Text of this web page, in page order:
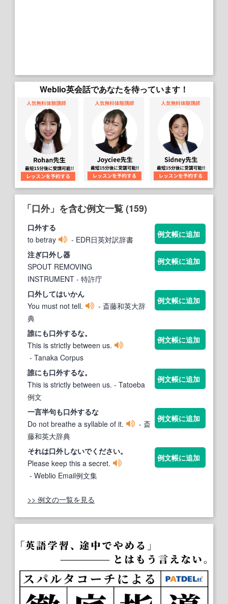
Weblio英会話であなたを待っています！
「口外」を含む例文一覧 (159)
口外する
to betray
- EDR日英対訳辞書
例文帳に追加
注ぎ口外し器
SPOUT REMOVING
INSTRUMENT - 特許庁
例文帳に追加
口外してはいかん
You must not tell.
- 斎藤和英大辞
典
例文帳に追加
誰にも口外するな。
This is strictly between us.
- Tanaka Corpus
例文帳に追加
誰にも口外するな。
This is strictly between us. - Tatoeba
例文
例文帳に追加
一言半句も口外するな
Do not breathe a syllable of it.
- 斎
藤和英大辞典
例文帳に追加
それは口外しないでください。
Please keep this a secret.
- Weblio Email例文集
例文帳に追加
>> 例文の一覧を見る